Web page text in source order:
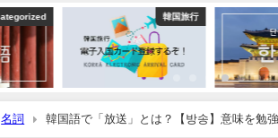
韓国旅行 Uncategorized
名詞 韓国語で「放送」とは？【방송】意味を勉強